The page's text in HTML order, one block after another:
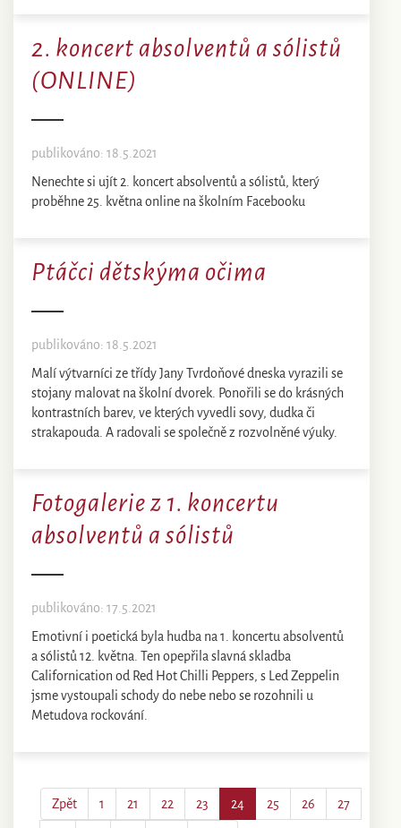
2. koncert absolventů a sólistů
(ONLINE)
publikováno: 18.5.2021
Nenechte si ujít 2. koncert absolventů a sólistů, který
proběhne 25. května online na školním Facebooku
Ptáčci dětskýma očima
publikováno: 18.5.2021
Malí výtvarníci ze třídy Jany Tvrdoňové dneska vyrazili se
stojany malovat na školní dvorek. Ponořili se do krásných
kontrastních barev, ve kterých vyvedli sovy, dudka či
strakapouda. A radovali se společně z rozvolněné výuky.
Fotogalerie z 1. koncertu
absolventů a sólistů
publikováno: 17.5.2021
Emotivní i poetická byla hudba na 1. koncertu absolventů
a sólistů 12. května. Ten opepřila slavná skladba
Californication od Red Hot Chilli Peppers, s Led Zeppelin
jsme vystoupali schody do nebe nebo se rozohnili u
Metudova rockování.
Zpět 1 21 22 23 24 25 26 27